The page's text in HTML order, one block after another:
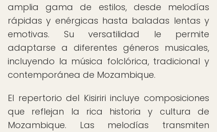
amplia gama de estilos, desde melodías
rápidas y enérgicas hasta baladas lentas y
emotivas. Su versatilidad le permite
adaptarse a diferentes géneros musicales,
incluyendo la música folclórica, tradicional y
contemporánea de Mozambique.
El repertorio del Kisiriri incluye composiciones
que reflejan la rica historia y cultura de
Mozambique. Las melodías transmiten